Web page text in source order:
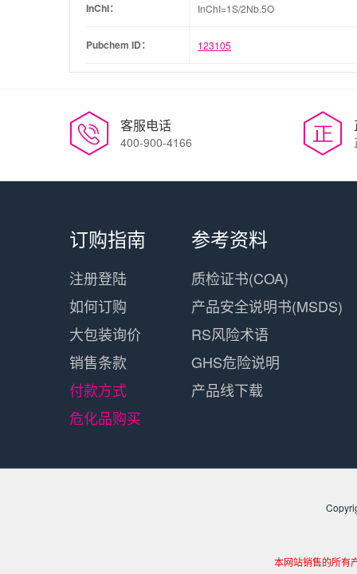
InChI： InChI=1S/2Nb.5O
Pubchem ID： 123105
客服电话
400-900-4166
订购指南
注册登陆
如何订购
大包装询价
销售条款
付款方式
危化品购买
参考资料
质检证书(COA)
产品安全说明书(MSDS)
RS风险术语
GHS危险说明
产品线下载
本网站销售的所有